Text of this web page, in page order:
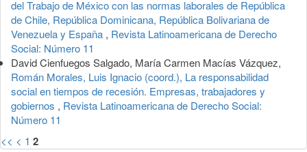
del Trabajo de México con las normas laborales de República
de Chile, República Dominicana, República Bolivariana de
Venezuela y España , Revista Latinoamericana de Derecho
Social: Número 11
David Cienfuegos Salgado, María Carmen Macías Vázquez,
Román Morales, Luis Ignacio (coord.), La responsabilidad
social en tiempos de recesión. Empresas, trabajadores y
gobiernos , Revista Latinoamericana de Derecho Social:
Número 11
<< < 1 2